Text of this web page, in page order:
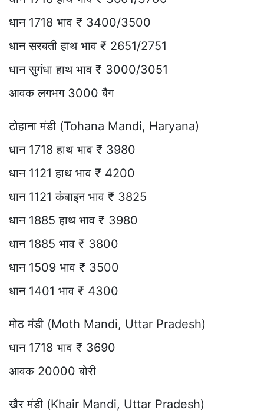
धान 1718 भाव ₹ 3400/3500
धान सरबती हाथ भाव ₹ 2651/2751
धान सुगंधा हाथ भाव ₹ 3000/3051
आवक लगभग 3000 बैग
टोहाना मंडी (Tohana Mandi, Haryana)
धान 1718 हाथ भाव ₹ 3980
धान 1121 हाथ भाव ₹ 4200
धान 1121 कंबाइन भाव ₹ 3825
धान 1885 हाथ भाव ₹ 3980
धान 1885 भाव ₹ 3800
धान 1509 भाव ₹ 3500
धान 1401 भाव ₹ 4300
मोठ मंडी (Moth Mandi, Uttar Pradesh)
धान 1718 भाव ₹ 3690
आवक 20000 बोरी
खैर मंडी (Khair Mandi, Uttar Pradesh)